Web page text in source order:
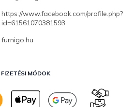
https://www.facebook.com/profile.php?
id=61561070381593
furnigo.hu
FIZETÉSI MÓDOK